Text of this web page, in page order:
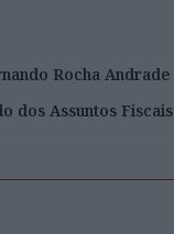
Rocha Andrade
dos Assuntos Fiscais